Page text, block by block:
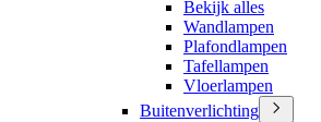
Bekijk alles
Wandlampen
Plafondlampen
Tafellampen
Vloerlampen
Buitenverlichting